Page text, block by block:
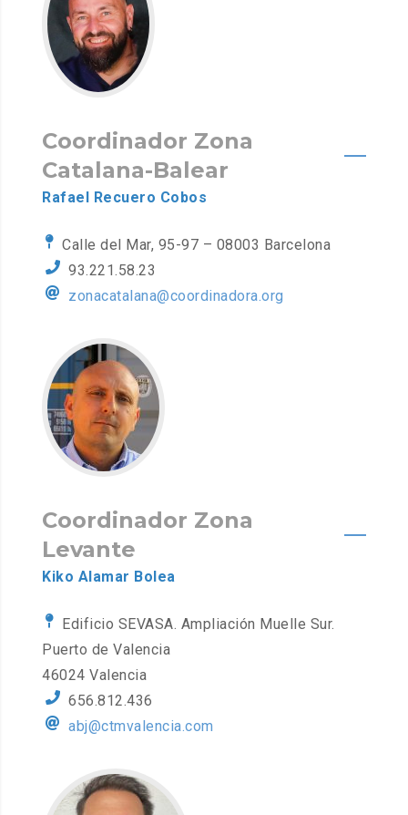
Coordinador Zona
Catalana-Balear
Rafael Recuero Cobos
Calle del Mar, 95-97 – 08003 Barcelona
93.221.58.23
zonacatalana@coordinadora.org
Coordinador Zona
Levante
Kiko Alamar Bolea
Edificio SEVASA. Ampliación Muelle Sur.
Puerto de Valencia
46024 Valencia
656.812.436
abj@ctmvalencia.com